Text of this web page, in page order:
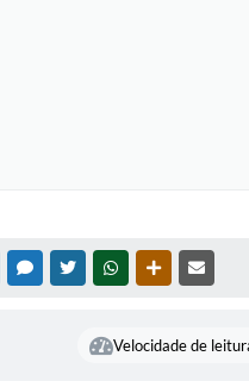
FACEBOOKMESSENGER
TWITTERWHATSAPPOUTRAS
Velocidade de